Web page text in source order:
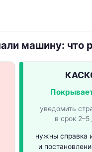
машину: что
уведомить
в срок 2–5
нужны справка
и